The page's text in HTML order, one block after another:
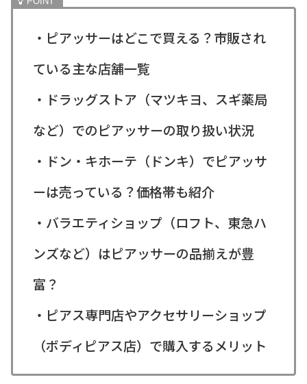
・ピアッサーはどこで買える？市販され
ている主な店舗一覧
・ドラッグストア（マツキヨ、スギ薬局
など）でのピアッサーの取り扱い状況
・ドン・キホーテ（ドンキ）でピアッサ
ーは売っている？価格帯も紹介
・バラエティショップ（ロフト、東急ハ
ンズなど）はピアッサーの品揃えが豊
富？
・ピアス専門店やアクセサリーショップ
（ボディピアス店）で購入するメリット